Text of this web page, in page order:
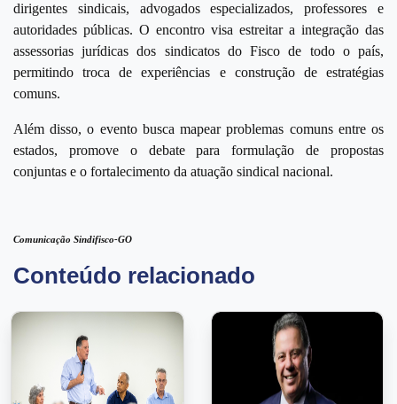
dirigentes sindicais, advogados especializados, professores e
autoridades públicas. O encontro visa estreitar a integração das
assessorias jurídicas dos sindicatos do Fisco de todo o país,
permitindo troca de experiências e construção de estratégias
comuns.
Além disso, o evento busca mapear problemas comuns entre os
estados, promove o debate para formulação de propostas
conjuntas e o fortalecimento da atuação sindical nacional.
Comunicação Sindifisco-GO
Conteúdo relacionado